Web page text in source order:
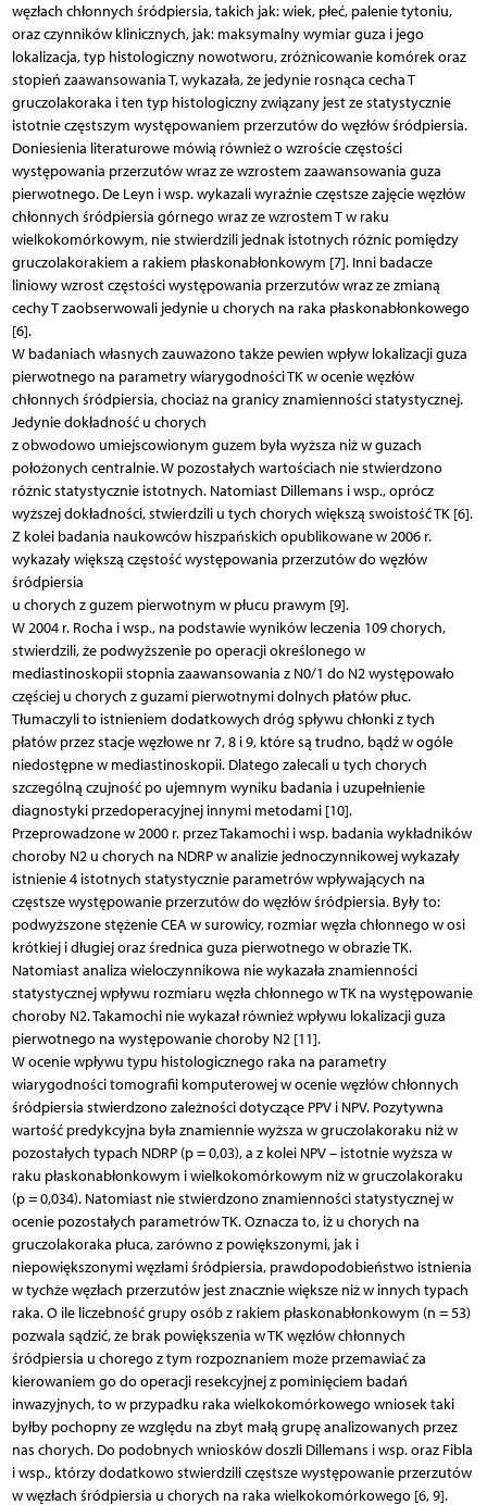
węzłach chłonnych śródpiersia, takich jak: wiek, płeć, palenie tytoniu,
oraz czynników klinicznych, jak: maksymalny wymiar guza i jego
lokalizacja, typ histologiczny nowotworu, zróżnicowanie komórek oraz
stopień zaawansowania T, wykazała, że jedynie rosnąca cecha T
gruczolakoraka i ten typ histologiczny związany jest ze statystycznie
istotnie częstszym występowaniem przerzutów do węzłów śródpiersia.
Doniesienia literaturowe mówią również o wzroście częstości
występowania przerzutów wraz ze wzrostem zaawansowania guza
pierwotnego. De Leyn i wsp. wykazali wyraźnie częstsze zajęcie węzłów
chłonnych śródpiersia górnego wraz ze wzrostem T w raku
wielkokomórkowym, nie stwierdzili jednak istotnych różnic pomiędzy
gruczolakorakiem a rakiem płaskonabłonkowym [7]. Inni badacze
liniowy wzrost częstości występowania przerzutów wraz ze zmianą
cechy T zaobserwowali jedynie u chorych na raka płaskonabłonkowego
[6].
W badaniach własnych zauważono także pewien wpływ lokalizacji guza
pierwotnego na parametry wiarygodności TK w ocenie węzłów
chłonnych śródpiersia, chociaż na granicy znamienności statystycznej.
Jedynie dokładność u chorych
z obwodowo umiejscowionym guzem była wyższa niż w guzach
położonych centralnie. W pozostałych wartościach nie stwierdzono
różnic statystycznie istotnych. Natomiast Dillemans i wsp., oprócz
wyższej dokładności, stwierdzili u tych chorych większą swoistość TK [6].
Z kolei badania naukowców hiszpańskich opublikowane w 2006 r.
wykazały większą częstość występowania przerzutów do węzłów
śródpiersia
u chorych z guzem pierwotnym w płucu prawym [9].
W 2004 r. Rocha i wsp., na podstawie wyników leczenia 109 chorych,
stwierdzili, że podwyższenie po operacji określonego w
mediastinoskopii stopnia zaawansowania z N0/1 do N2 występowało
częściej u chorych z guzami pierwotnymi dolnych płatów płuc.
Tłumaczyli to istnieniem dodatkowych dróg spływu chłonki z tych
płatów przez stacje węzłowe nr 7, 8 i 9, które są trudno, bądź w ogóle
niedostępne w mediastinoskopii. Dlatego zalecali u tych chorych
szczególną czujność po ujemnym wyniku badania i uzupełnienie
diagnostyki przedoperacyjnej innymi metodami [10].
Przeprowadzone w 2000 r. przez Takamochi i wsp. badania wykładników
choroby N2 u chorych na NDRP w analizie jednoczynnikowej wykazały
istnienie 4 istotnych statystycznie parametrów wpływających na
częstsze występowanie przerzutów do węzłów śródpiersia. Były to:
podwyższone stężenie CEA w surowicy, rozmiar węzła chłonnego w osi
krótkiej i długiej oraz średnica guza pierwotnego w obrazie TK.
Natomiast analiza wieloczynnikowa nie wykazała znamienności
statystycznej wpływu rozmiaru węzła chłonnego w TK na występowanie
choroby N2. Takamochi nie wykazał również wpływu lokalizacji guza
pierwotnego na występowanie choroby N2 [11].
W ocenie wpływu typu histologicznego raka na parametry
wiarygodności tomografii komputerowej w ocenie węzłów chłonnych
śródpiersia stwierdzono zależności dotyczące PPV i NPV. Pozytywna
wartość predykcyjna była znamiennie wyższa w gruczolakoraku niż w
pozostałych typach NDRP (p = 0,03), a z kolei NPV – istotnie wyższa w
raku płaskonabłonkowym i wielkokomórkowym niż w gruczolakoraku
(p = 0,034). Natomiast nie stwierdzono znamienności statystycznej w
ocenie pozostałych parametrów TK. Oznacza to, iż u chorych na
gruczolakoraka płuca, zarówno z powiększonymi, jak i
niepowiększonymi węzłami śródpiersia, prawdopodobieństwo istnienia
w tychże węzłach przerzutów jest znacznie większe niż w innych typach
raka. O ile liczebność grupy osób z rakiem płaskonabłonkowym (n = 53)
pozwala sądzić, że brak powiększenia w TK węzłów chłonnych
śródpiersia u chorego z tym rozpoznaniem może przemawiać za
kierowaniem go do operacji resekcyjnej z pominięciem badań
inwazyjnych, to w przypadku raka wielkokomórkowego wniosek taki
byłby pochopny ze względu na zbyt małą grupę analizowanych przez
nas chorych. Do podobnych wniosków doszli Dillemans i wsp. oraz Fibla
i wsp., którzy dodatkowo stwierdzili częstsze występowanie przerzutów
w węzłach śródpiersia u chorych na raka wielkokomórkowego [6, 9].